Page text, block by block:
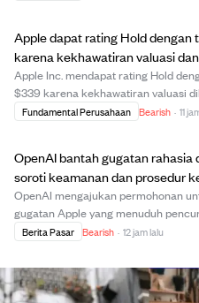
membuat i...
Apple dapat rating Hold dengan
karena kekhawatiran valuasi
hasil Q3 kuat.
Apple Inc. mendapat rating Hold
$339 karena kekhawatiran valuasi
perusahaan besar lain. Meskipun
Fundamental Perusahaan Bearish · 11
OpenAI bantah gugatan rahasia
soroti keamanan dan prosedur
Apple yang buruk.
OpenAI mengajukan permohonan
gugatan Apple yang menuduh
dengan alasan keamanan dan
menyoroti bahwa Apple
i...
Berita Pasar Bearish · 12 jam lalu